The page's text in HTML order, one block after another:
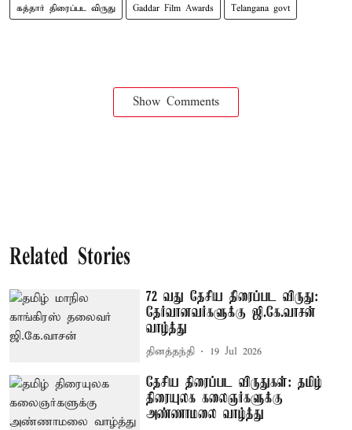
கத்தார் திரைப்பட விருது Gaddar Film Awards Telangana govt
Show Comments
Related Stories
72 வது தேசிய திரைப்பட விருது:
தேர்வானவர்களுக்கு ஜி.கே.வாசன்
வாழ்த்து
தினத்தந்தி 19 Jul 2026
தேசிய திரைப்பட விருதுகள்: தமிழ்
திரையுலக கலைஞர்களுக்கு
அண்ணாமலை வாழ்த்து